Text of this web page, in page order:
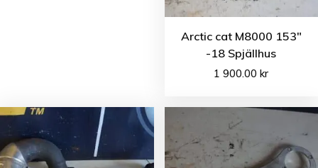
Arctic cat M8000 153″
-18 Spjällhus
1 900.00kr